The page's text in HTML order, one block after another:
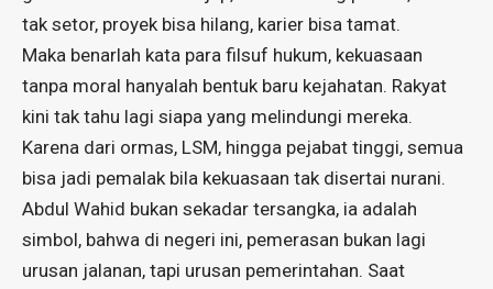
tak setor, proyek bisa hilang, karier bisa tamat.
Maka benarlah kata para filsuf hukum, kekuasaan
tanpa moral hanyalah bentuk baru kejahatan. Rakyat
kini tak tahu lagi siapa yang melindungi mereka.
Karena dari ormas, LSM, hingga pejabat tinggi, semua
bisa jadi pemalak bila kekuasaan tak disertai nurani.
Abdul Wahid bukan sekadar tersangka, ia adalah
simbol, bahwa di negeri ini, pemerasan bukan lagi
urusan jalanan, tapi urusan pemerintahan. Saat